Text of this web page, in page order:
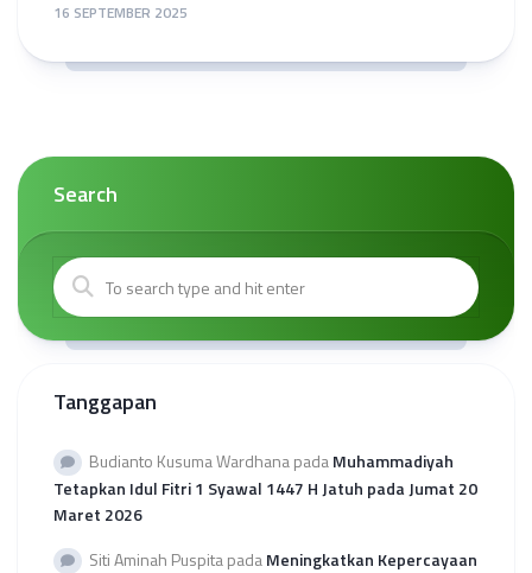
16 SEPTEMBER 2025
Search
Tanggapan
Budianto Kusuma WardhanapadaMuhammadiyah
Tetapkan Idul Fitri 1 Syawal 1447 H Jatuh pada Jumat 20
Maret 2026
Siti Aminah PuspitapadaMeningkatkan Kepercayaan